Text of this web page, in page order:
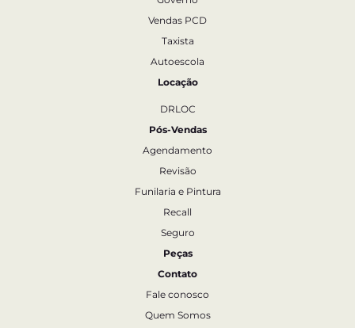
Vendas PCD
Taxista
Autoescola
Locação
DRLOC
Pós-Vendas
Agendamento
Revisão
Funilaria e Pintura
Recall
Seguro
Peças
Contato
Fale conosco
Quem Somos